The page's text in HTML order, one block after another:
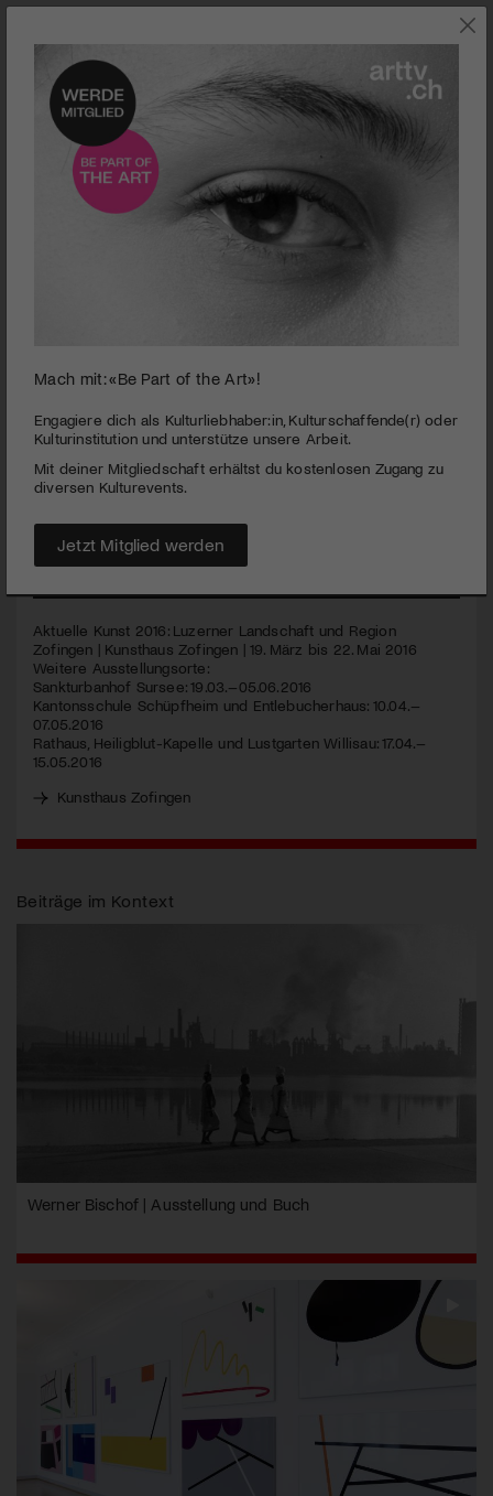
seconds
minutes,
seconds
Kunsthaus Zofingen | Aktuelle Kunst 2016
PUBLIZIERT AM 16. MÄRZ 2016
Landschaft und der Region Zofingen stattfindet, präsentiert
neue Werke von Künstlerinnen und Künstlern mit einem Bezug
abseits der Zentren liegen.
MEHR
Aktuelle Kunst 2016: Luzerner Landschaft und Region
Zofingen | Kunsthaus Zofingen | 19. März bis 22. Mai 2016
Weitere Ausstellungsorte:
Sankturbanhof Sursee: 19.03.–05.06.2016
Kantonsschule Schüpfheim und Entlebucherhaus: 10.04.–
07.05.2016
Rathaus, Heiligblut-Kapelle und Lustgarten Willisau: 17.04.–
15.05.2016
Kunsthaus Zofingen
Beiträge im Kontext
Werner Bischof | Ausstellung und Buch
Mach mit: «Be Part of the Art»!
Engagiere dich als Kulturliebhaber:in, Kulturschaffende(r) oder
Kulturinstitution und unterstütze unsere Arbeit.
Mit deiner Mitgliedschaft erhältst du kostenlosen Zugang zu
diversen Kulturevents.
Jetzt Mitglied werden